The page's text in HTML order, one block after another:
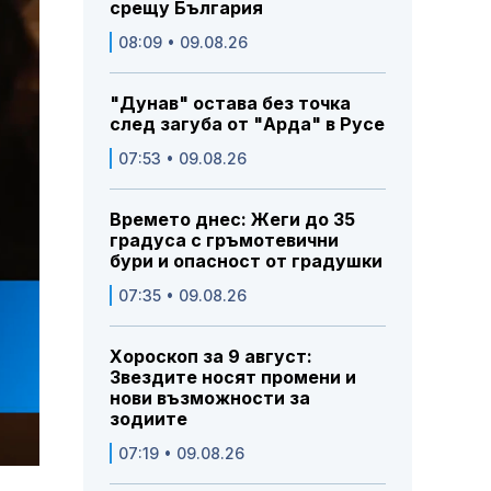
срещу България
08:09 • 09.08.26
"Дунав" остава без точка
след загуба от "Арда" в Русе
07:53 • 09.08.26
Времето днес: Жеги до 35
градуса с гръмотевични
бури и опасност от градушки
07:35 • 09.08.26
Хороскоп за 9 август:
Звездите носят промени и
нови възможности за
зодиите
07:19 • 09.08.26